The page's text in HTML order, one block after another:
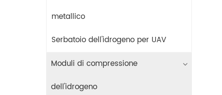
metallico
Serbatoio dell'idrogeno per UAV
Moduli di compressione
dell'idrogeno